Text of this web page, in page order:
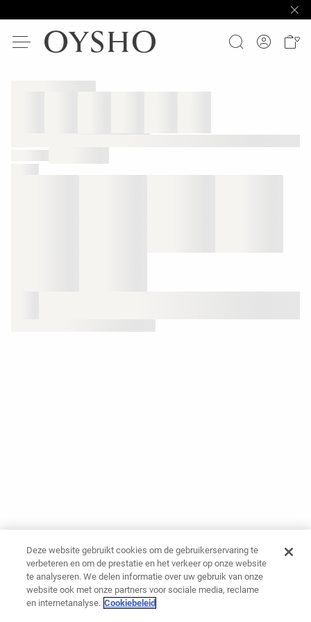
Deze website gebruikt cookies om de gebruikerservaring te
verbeteren en om de prestatie en het verkeer op onze website
te analyseren. We delen informatie over uw gebruik van onze
website ook met onze partners voor sociale media, reclame
en internetanalyse. Cookiebeleid